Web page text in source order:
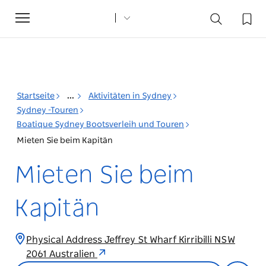
Toggle
navigation
Startseite ...
Aktivitäten in Sydney
Sydney -Touren
Boatique Sydney Bootsverleih und Touren
Mieten Sie beim Kapitän
Mieten Sie beim
Kapitän
Physical Address Jeffrey St Wharf Kirribilli NSW
2061 Australien